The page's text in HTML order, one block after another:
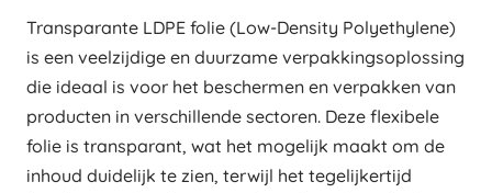
Transparante LDPE folie (Low-Density Polyethylene)
is een veelzijdige en duurzame verpakkingsoplossing
die ideaal is voor het beschermen en verpakken van
producten in verschillende sectoren. Deze flexibele
folie is transparant, wat het mogelijk maakt om de
inhoud duidelijk te zien, terwijl het tegelijkertijd